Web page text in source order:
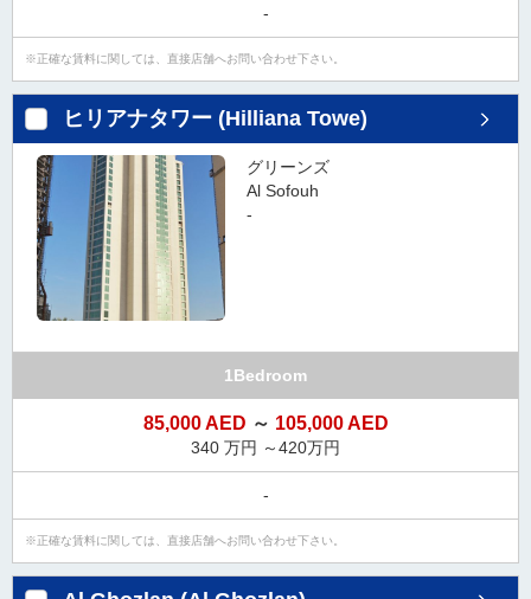
に
動
ま
-
正確な賃料に関しては、直接店舗へお問い合わせ下さい。
ヒリアナタワー (Hilliana Towe)
グリーンズ
Al Sofouh
-
1Bedroom
85,000 AED ～ 105,000 AED
340 万円 ～420万円
-
正確な賃料に関しては、直接店舗へお問い合わせ下さい。